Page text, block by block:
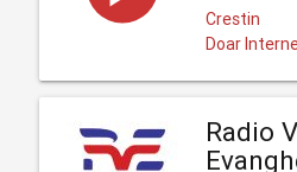
Crestin
Doar
Radio